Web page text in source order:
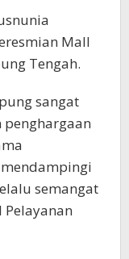
Mall
Tengah.
sangat
mendampingi
semangat